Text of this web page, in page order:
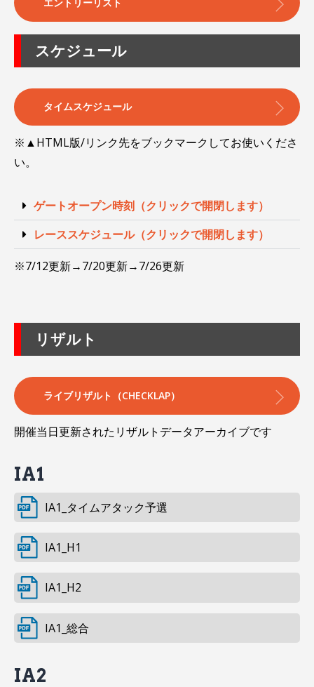
スケジュール
タイムスケジュール
※▲HTML版/リンク先をブックマークしてお使いくださ
い。
ゲートオープン時刻（クリックで開閉します）
レーススケジュール（クリックで開閉します）
※7/12更新→7/20更新→7/26更新
リザルト
ライブリザルト（CHECKLAP）
開催当日更新されたリザルトデータアーカイブです
IA1
IA1_タイムアタック予選
IA1_H1
IA1_H2
IA1_総合
IA2